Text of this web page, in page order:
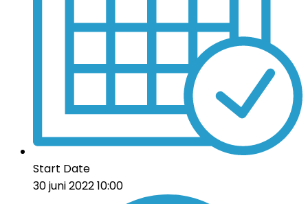
Start Date
30 juni 2022 10:00